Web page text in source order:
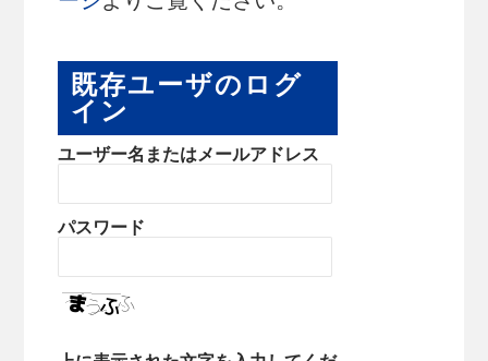
既存ユーザのログ
イン
ユーザー名またはメールアドレス
パスワード